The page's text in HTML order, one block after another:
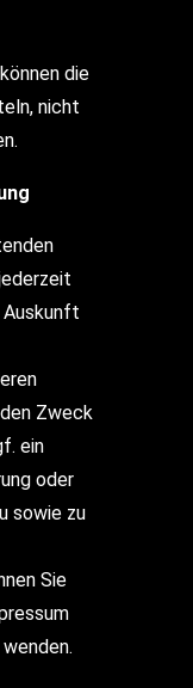
die
nicht
Zweck
ein
oder
sowie zu
Sie